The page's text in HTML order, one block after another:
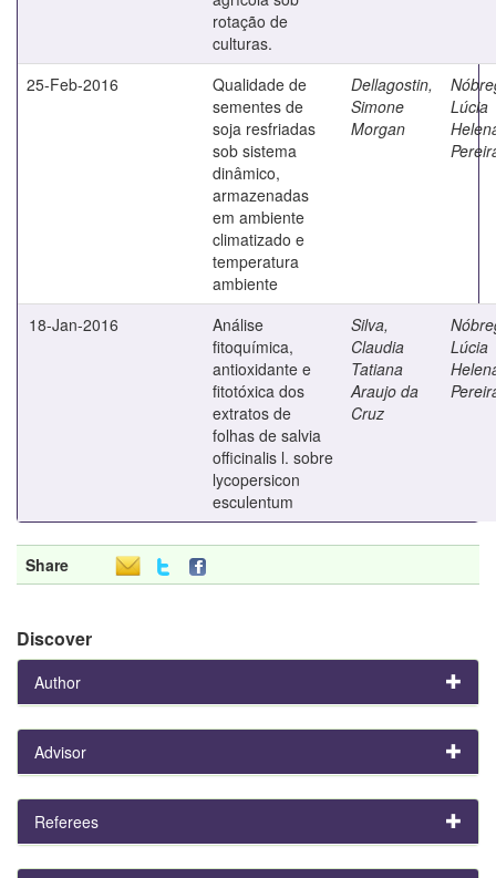
rotação de
culturas.
25-Feb-2016
Qualidade de
sementes de
soja resfriadas
sob sistema
dinâmico,
armazenadas
em ambiente
climatizado e
temperatura
ambiente
Dellagostin,
Simone
Morgan
Lúcia
18-Jan-2016
Análise
fitoquímica,
antioxidante e
fitotóxica dos
extratos de
folhas de salvia
officinalis l. sobre
lycopersicon
esculentum
Silva,
Claudia
Tatiana
Araujo da
Cruz
Lúcia
Share
Discover
Author
Advisor
Referees